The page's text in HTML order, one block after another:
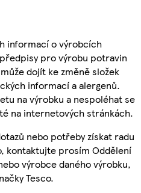
informací o výrobcích
pro výrobu potravin
dojít ke změně složek
informací a alergenů.
na výrobku a nespoléhat se
na internetových stránkách.
nebo potřeby získat radu
kontaktujte prosím Oddělení
výrobce daného výrobku,
Tesco.